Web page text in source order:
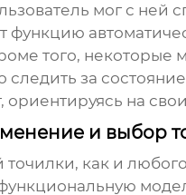
мог с ней
того,
следить за
ориентируясь на
и выбор
точилки, как и